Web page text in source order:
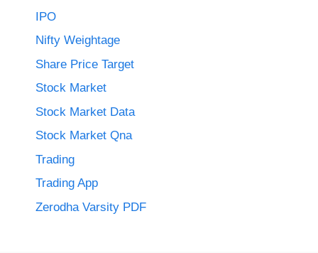
IPO
Nifty Weightage
Share Price Target
Stock Market
Stock Market Data
Stock Market Qna
Trading
Trading App
Zerodha Varsity PDF